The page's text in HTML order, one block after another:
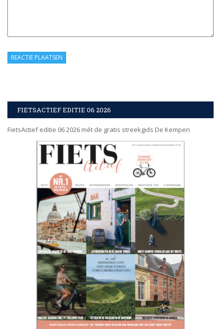
FIETSACTIEF EDITIE 06 2026
FietsActief editie 06 2026 mét de gratis streekgids De Kempen